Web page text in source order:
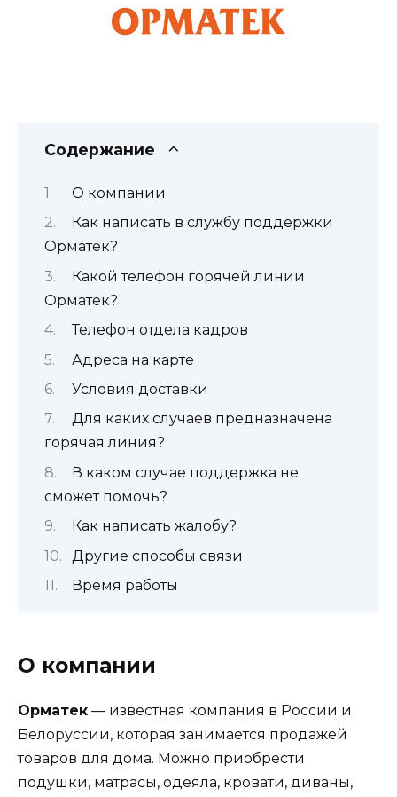
Содержание
О компании
Как написать в службу поддержки
Орматек?
Какой телефон горячей линии
Орматек?
Телефон отдела кадров
Адреса на карте
Условия доставки
Для каких случаев предназначена
горячая линия?
В каком случае поддержка не
сможет помочь?
Как написать жалобу?
Другие способы связи
Время работы
О компании
Орматек — известная компания в России и
Белоруссии, которая занимается продажей
товаров для дома. Можно приобрести
подушки, матрасы, одеяла, кровати, диваны,